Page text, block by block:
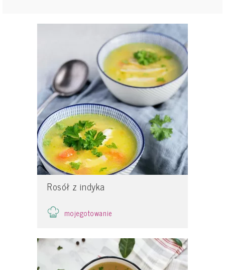
Rosół z indyka
mojegotowanie